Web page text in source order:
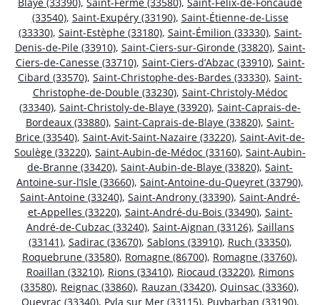
(33540), Saint-Exupéry (33190), Saint-Étienne-de-Lisse
(33330), Saint-Estèphe (33180), Saint-Émilion (33330), Saint-
Denis-de-Pile (33910), Saint-Ciers-sur-Gironde (33820), Saint-
Ciers-de-Canesse (33710), Saint-Ciers-d’Abzac (33910), Saint-
Cibard (33570), Saint-Christophe-des-Bardes (33330), Saint-
Christophe-de-Double (33230), Saint-Christoly-Médoc
(33340), Saint-Christoly-de-Blaye (33920), Saint-Caprais-de-
Bordeaux (33880), Saint-Caprais-de-Blaye (33820), Saint-
Brice (33540), Saint-Avit-Saint-Nazaire (33220), Saint-Avit-de-
Soulège (33220), Saint-Aubin-de-Médoc (33160), Saint-Aubin-
de-Branne (33420), Saint-Aubin-de-Blaye (33820), Saint-
Antoine-sur-l’Isle (33660), Saint-Antoine-du-Queyret (33790),
Saint-Antoine (33240), Saint-Androny (33390), Saint-André-
et-Appelles (33220), Saint-André-du-Bois (33490), Saint-
André-de-Cubzac (33240), Saint-Aignan (33126), Saillans
(33141), Sadirac (33670), Sablons (33910), Ruch (33350),
Roquebrune (33580), Romagne (86700), Romagne (33760),
Roaillan (33210), Rions (33410), Riocaud (33220), Rimons
(33580), Reignac (33860), Rauzan (33420), Quinsac (33360),
Queyrac (33340), Pyla sur Mer (33115), Puybarban (33190),